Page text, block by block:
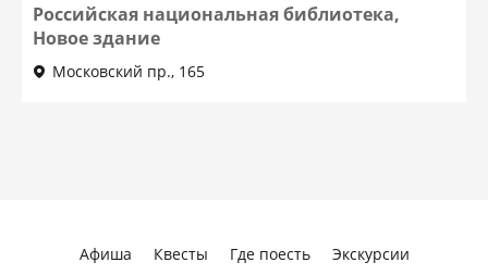
Российская национальная библиотека,
Новое здание
Московский пр., 165
Афиша Квесты Где поесть
Экскурсии